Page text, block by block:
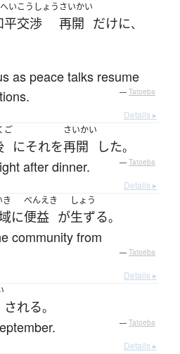
いこうしょう
平交渉
さいかい
再開 だけに、
as peace talks resume
— Tatoeba
Details ▸
ご
にそれを
さいかい
再開 した。
after dinner. — Tatoeba
Details ▸
き
に
べんえき
便益 が
しょう
生ずる。
community from
— Tatoeba
Details ▸
される。
— Tatoeba
Details ▸